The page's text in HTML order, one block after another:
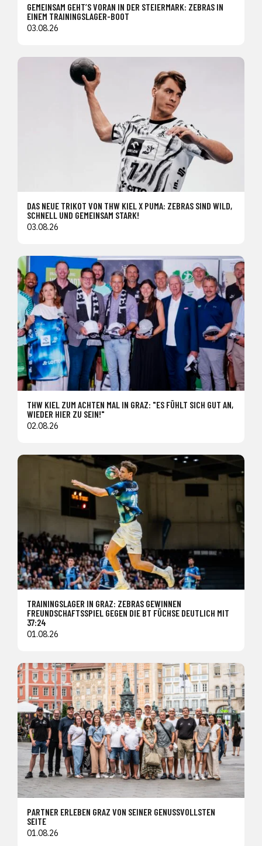
GEMEINSAM GEHT’S VORAN IN DER STEIERMARK: ZEBRAS IN
EINEM TRAININGSLAGER-BOOT
03.08.26
DAS NEUE TRIKOT VON THW KIEL X PUMA: ZEBRAS SIND WILD,
SCHNELL UND GEMEINSAM STARK!
03.08.26
THW KIEL ZUM ACHTEN MAL IN GRAZ: "ES FÜHLT SICH GUT AN,
WIEDER HIER ZU SEIN!"
02.08.26
TRAININGSLAGER IN GRAZ: ZEBRAS GEWINNEN
FREUNDSCHAFTSSPIEL GEGEN DIE BT FÜCHSE DEUTLICH MIT
37:24
01.08.26
PARTNER ERLEBEN GRAZ VON SEINER GENUSSVOLLSTEN
SEITE
01.08.26